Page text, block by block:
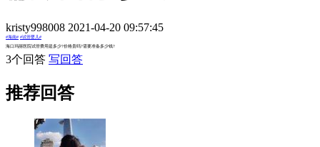
kristy998008 2021-04-20 09:57:45
#海南# #试管婴儿#
海口玛丽医院试管费用是多少?价格贵吗?需要准备多少钱?
3个回答 写回答
推荐回答